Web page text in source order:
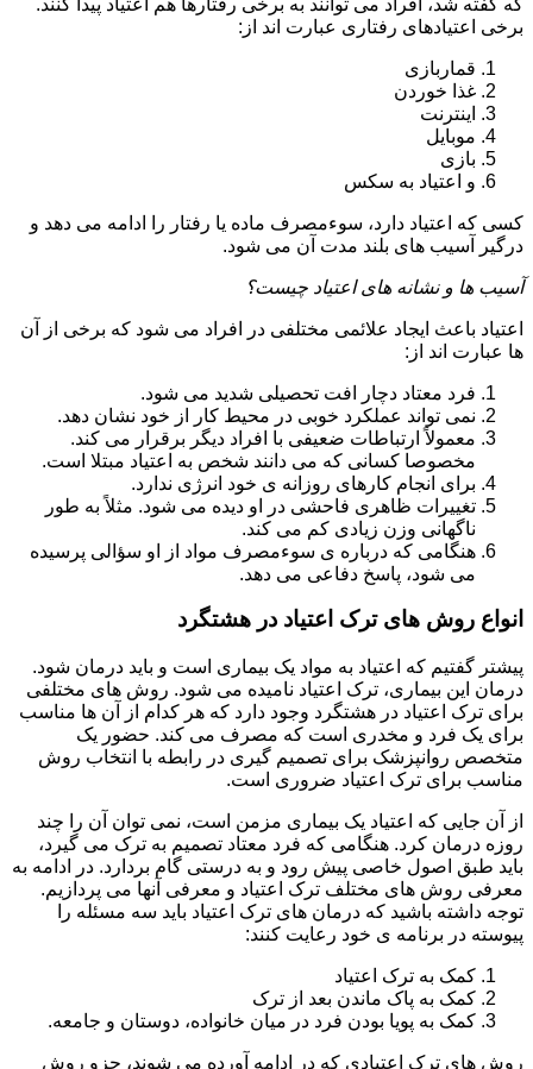
برخی اعتیادهای رفتاری عبارت اند از:
قماربازی
غذا خوردن
اینترنت
موبایل
بازی
و اعتیاد به سکس
کسی که اعتیاد دارد، سوءمصرف ماده یا رفتار را ادامه می دهد و
درگیر آسیب های بلند مدت آن می شود.
آسیب ها و نشانه های اعتیاد چیست؟
اعتیاد باعث ایجاد علائمی مختلفی در افراد می شود که برخی از آن
ها عبارت اند از:
فرد معتاد دچار افت تحصیلی شدید می شود.
نمی تواند عملکرد خوبی در محیط کار از خود نشان دهد.
معمولاً ارتباطات ضعیفی با افراد دیگر برقرار می کند.
مخصوصا کسانی که می دانند شخص به اعتیاد مبتلا است.
برای انجام کارهای روزانه ی خود انرژی ندارد.
تغییرات ظاهری فاحشی در او دیده می شود. مثلاً به طور
ناگهانی وزن زیادی کم می کند.
هنگامی که درباره ی سوءمصرف مواد از او سؤالی پرسیده
می شود، پاسخ دفاعی می دهد.
انواع روش های ترک اعتیاد در هشتگرد
پیشتر گفتیم که اعتیاد به مواد یک بیماری است و باید درمان شود.
درمان این بیماری، ترک اعتیاد نامیده می شود. روش های مختلفی
برای ترک اعتیاد در هشتگرد وجود دارد که هر کدام از آن ها مناسب
برای یک فرد و مخدری است که مصرف می کند. حضور یک
متخصص روانپزشک برای تصمیم گیری در رابطه با انتخاب روش
مناسب برای ترک اعتیاد ضروری است.
از آن جایی که اعتیاد یک بیماری مزمن است، نمی توان آن را چند
روزه درمان کرد. هنگامی که فرد معتاد تصمیم به ترک می گیرد،
باید طبق اصول خاصی پیش رود و به درستی گام بردارد. در ادامه به
معرفی روش های مختلف ترک اعتیاد و معرفی آنها می پردازیم.
توجه داشته باشید که درمان های ترک اعتیاد باید سه مسئله را
پیوسته در برنامه ی خود رعایت کنند:
کمک به ترک اعتیاد
کمک به پاک ماندن بعد از ترک
کمک به پویا بودن فرد در میان خانواده، دوستان و جامعه.
روش های ترک اعتیادی که در ادامه آورده می شوند، جزو روش